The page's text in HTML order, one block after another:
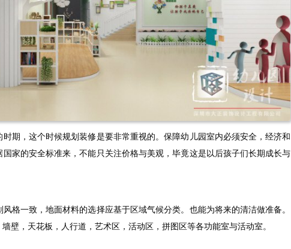
期，这个时候规划装修是要非常重视的。保障幼儿园室内必须安全，经济和
家的安全标准来，不能只关注价格与美观，毕竟这是以后孩子们长期成长与
格一致，地面材料的选择应基于区域气候分类。也能为将来的清洁做准备。
壁，天花板，人行道，艺术区，活动区，拼图区等各功能室与活动室。